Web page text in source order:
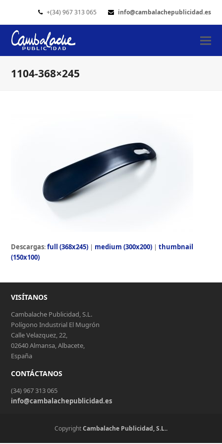
+(34) 967 313 065 info@cambalachepublicidad.es
1104-368×245
Descargas:full (368x245) | medium (300x200) |thumbnail
(150x100)
VISÍTANOS
Cambalache Publicidad, S.L.
Polígono Industrial El Mugrón
Calle Velazquez, 22,
02640 Almansa, Albacete,
España
CONTÁCTANOS
(34) 967 313 065
info@cambalachepublicidad.es
CopyrightCambalache Publicidad, S.L..